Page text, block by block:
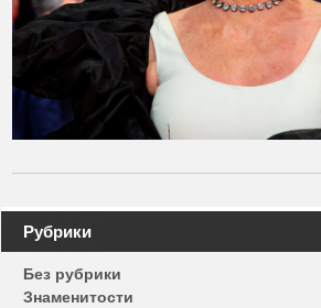
Навигация
по
записям
Рубрики
Без рубрики
Знаменитости